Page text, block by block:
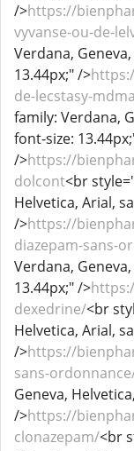
/>https://
vyvanse-ou-de-
Verdana,
13.44px;" />
de-lecstasy-
family: Verdana,
font-size:
/>https://
dolcont<br
Helvetica, Arial,
/>https://
diazepam-sans-
Verdana,
13.44px;" />
dexedrine/<br
Helvetica, Arial,
/>https://
sans-
Geneva,
/>https://
clonazepam/<br